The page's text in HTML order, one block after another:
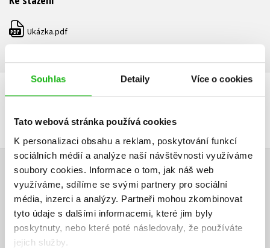
Souhlas Detaily Více o cookies
Tato webová stránka používá cookies
K personalizaci obsahu a reklam, poskytování funkcí
sociálních médií a analýze naší návštěvnosti využíváme
soubory cookies. Informace o tom, jak náš web
využíváme, sdílíme se svými partnery pro sociální
média, inzerci a analýzy. Partneři mohou zkombinovat
tyto údaje s dalšími informacemi, které jim byly
poskytnuty, nebo které poté následovaly, že používáte
jejich služby.
PDF Ukázka.pdf
HODNOCENÍ ČTENÁŘŮ
V současné době nejsou vytvořena žádná uživatelská hodnocení.
Vaše hodnocení